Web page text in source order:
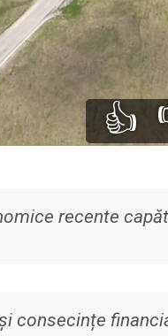
👍
recente
consecințe